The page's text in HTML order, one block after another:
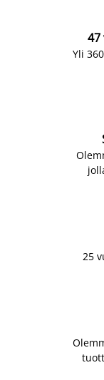
Yli
25